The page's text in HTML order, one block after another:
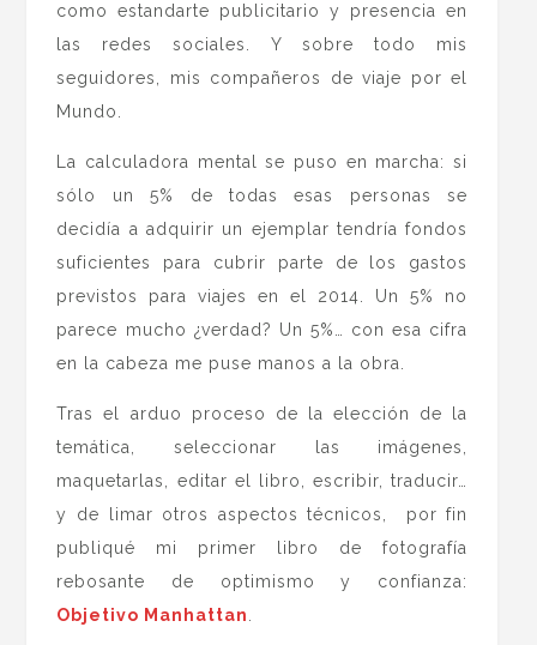
como estandarte publicitario y presencia en
las redes sociales. Y sobre todo mis
seguidores, mis compañeros de viaje por el
Mundo.
La calculadora mental se puso en marcha: si
sólo un 5% de todas esas personas se
decidía a adquirir un ejemplar tendría fondos
suficientes para cubrir parte de los gastos
previstos para viajes en el 2014. Un 5% no
parece mucho ¿verdad? Un 5%… con esa cifra
en la cabeza me puse manos a la obra.
Tras el arduo proceso de la elección de la
temática, seleccionar las imágenes,
maquetarlas, editar el libro, escribir, traducir…
y de limar otros aspectos técnicos, por fin
publiqué mi primer libro de fotografía
rebosante de optimismo y confianza:
Objetivo Manhattan